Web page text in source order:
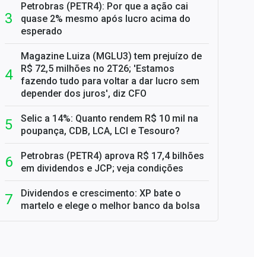
Petrobras (PETR4): Por que a ação cai
quase 2% mesmo após lucro acima do
esperado
Magazine Luiza (MGLU3) tem prejuízo de
R$ 72,5 milhões no 2T26; 'Estamos
fazendo tudo para voltar a dar lucro sem
depender dos juros', diz CFO
Selic a 14%: Quanto rendem R$ 10 mil na
poupança, CDB, LCA, LCI e Tesouro?
Petrobras (PETR4) aprova R$ 17,4 bilhões
em dividendos e JCP; veja condições
Dividendos e crescimento: XP bate o
martelo e elege o melhor banco da bolsa